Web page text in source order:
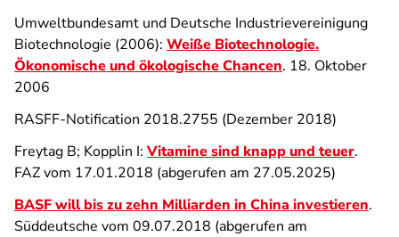
Umweltbundesamt und Deutsche Industrievereinigung
Biotechnologie (2006): Weiße Biotechnologie.
Ökonomische und ökologische Chancen. 18. Oktober
2006
RASFF-Notification 2018.2755 (Dezember 2018)
Freytag B; Kopplin I: Vitamine sind knapp und teuer.
FAZ vom 17.01.2018 (abgerufen am 27.05.2025)
BASF will bis zu zehn Milliarden in China investieren.
Süddeutsche vom 09.07.2018 (abgerufen am